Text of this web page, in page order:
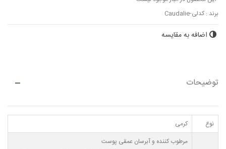
برند : کدلی-Caudalie
اضافه به مقایسه
توضیحات
نوع کرمی
مرطوب کننده و آبرسان عمقی پوست